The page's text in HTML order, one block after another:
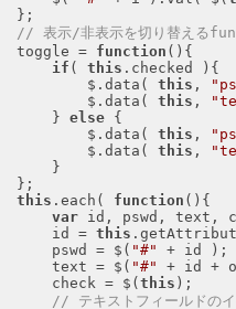
};
// 表示/非表示を切り替える
toggle =
function ( ) {
if ( this .checked ){
$.data(
this ,
$.data(
this ,
}
else {
$.data(
this ,
$.data(
this ,
}
};
this .each( function ( ) {
var id, pswd, text,
id =
this
pswd = $(
"#" + id );
text = $(
"#" + id +
check = $(
this );
// テキストフィールドのイ